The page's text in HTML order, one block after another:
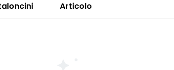
Articolo